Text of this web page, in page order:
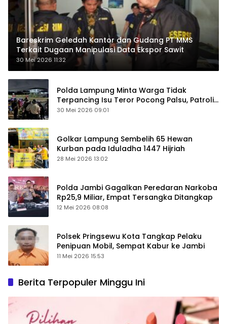
Bareskrim Geledah Kantor dan Gudang PT MMS
Terkait Dugaan Manipulasi Data Ekspor Sawit
30 Mei 2026 11:32
Polda Lampung Minta Warga Tidak
Terpancing Isu Teror Pocong Palsu, Patroli
Keamanan Ditingkatkan
30 Mei 2026 09:01
Golkar Lampung Sembelih 65 Hewan
Kurban pada Iduladha 1447 Hijriah
28 Mei 2026 13:02
Polda Jambi Gagalkan Peredaran Narkoba
Rp25,9 Miliar, Empat Tersangka Ditangkap
12 Mei 2026 08:08
Polsek Pringsewu Kota Tangkap Pelaku
Penipuan Mobil, Sempat Kabur ke Jambi
11 Mei 2026 15:53
Berita Terpopuler Minggu Ini